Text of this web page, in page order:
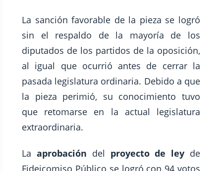
La sanción favorable de la pieza se logró
sin el respaldo de la mayoría de los
diputados de los partidos de la oposición,
al igual que ocurrió antes de cerrar la
pasada legislatura ordinaria. Debido a que
la pieza perimió, su conocimiento tuvo
que retomarse en la actual legislatura
extraordinaria.
La aprobación del proyecto de ley de
Fideicomiso Público se logró con 94 votos